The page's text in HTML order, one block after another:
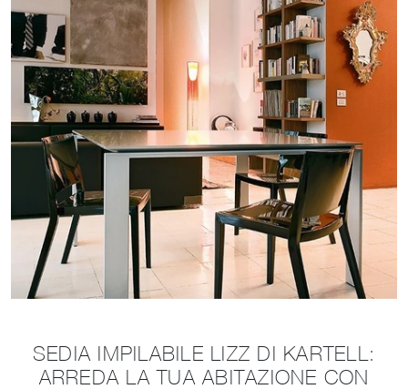
SEDIA IMPILABILE LIZZ DI KARTELL:
ARREDA LA TUA ABITAZIONE CON